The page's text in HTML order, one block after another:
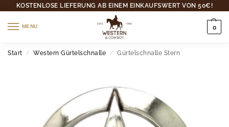
KOSTENLOSE LIEFERUNG AB EINEM EINKAUFSWERT VON 50€!
MENU 0
Start / Western Gürtelschnalle / Gürtelschnalle Stern